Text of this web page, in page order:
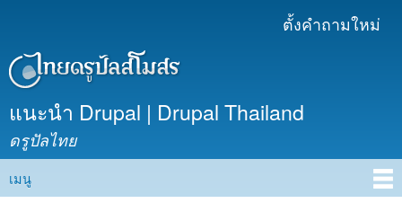
เนื้อหา
ตั้งคำถามใหม่
แนะนำ Drupal | Drupal Thailand
ดรูปัลไทย
Main menu
เมนู